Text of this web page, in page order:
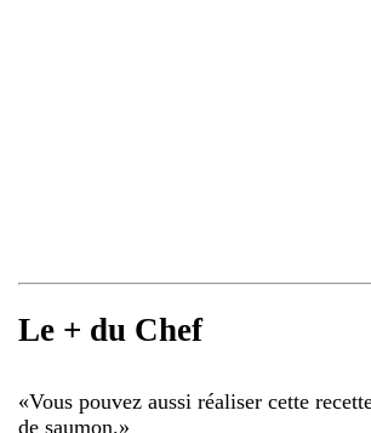
Le + du Chef
«Vous pouvez aussi réaliser cette
de saumon.»